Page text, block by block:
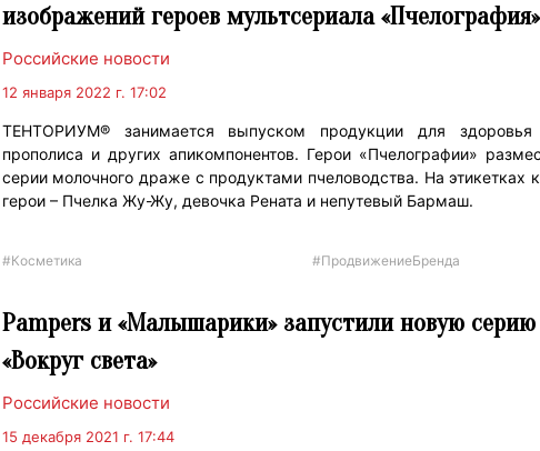
изображений героев мультсериала «Пчелография»
Российские новости
12 января 2022 г. 17:02
ТЕНТОРИУМ® занимается выпуском продукции для
прополиса и других апикомпонентов. Герои «Пчелографии»
серии молочного драже с продуктами пчеловодства. На этикетках
герои – Пчелка Жу-Жу, девочка Рената и непутевый Бармаш.
#Косметика #ПродвижениеБренда
Pampers и «Малышарики» запустили новую серию
«Вокруг света»
Российские новости
15 декабря 2021 г. 17:44